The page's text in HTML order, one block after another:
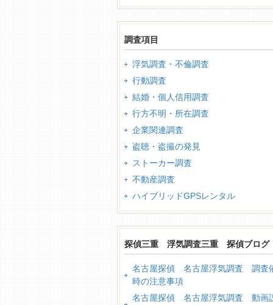
調査項目
浮気調査・不倫調査
行動調査
結婚・個人信用調査
行方不明・所在調査
企業関連調査
盗聴・盗撮の発見
ストーカー調査
不動産調査
ハイブリッドGPSレンタル
探偵三重 浮気調査三重 探偵ブログ
名古屋探偵 名古屋浮気調査 調査
時の注意事項
名古屋探偵 名古屋浮気調査 動画